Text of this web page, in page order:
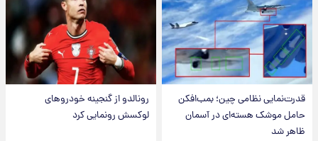
قدرت‌نمایی نظامی چین؛ بمب‌افکن
حامل موشک هسته‌ای در آسمان
ظاهر شد
رونالدو از گنجینه خودروهای
لوکسش رونمایی کرد